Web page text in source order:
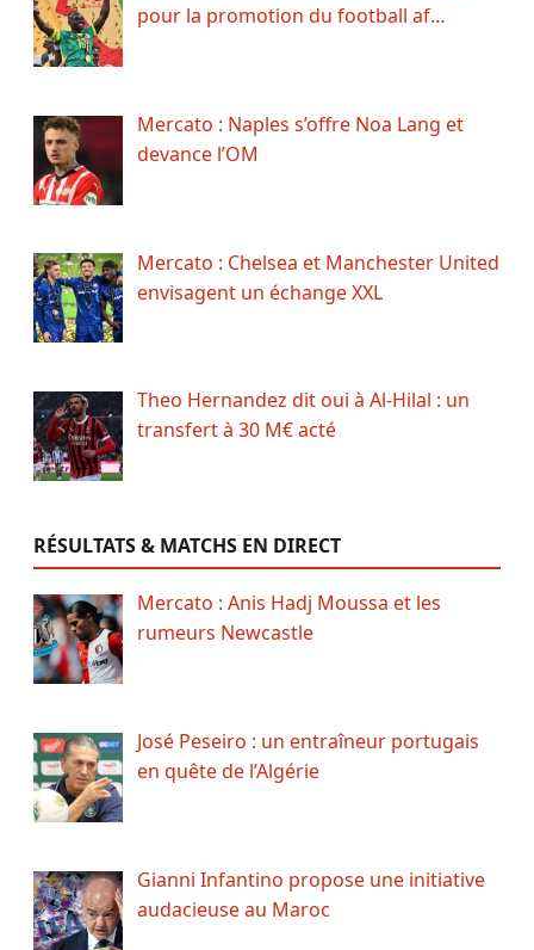
pour la promotion du football af…
Mercato : Naples s’offre Noa Lang et
devance l’OM
Mercato : Chelsea et Manchester United
envisagent un échange XXL
Theo Hernandez dit oui à Al-Hilal : un
transfert à 30 M€ acté
RÉSULTATS & MATCHS EN DIRECT
Mercato : Anis Hadj Moussa et les
rumeurs Newcastle
José Peseiro : un entraîneur portugais
en quête de l’Algérie
Gianni Infantino propose une initiative
audacieuse au Maroc